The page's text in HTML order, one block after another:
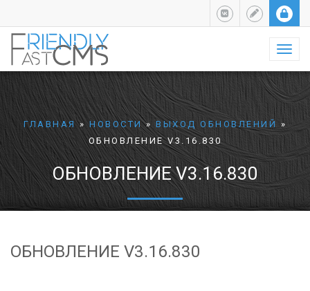
ГЛАВНАЯ » НОВОСТИ » ВЫХОД ОБНОВЛЕНИЙ »
ОБНОВЛЕНИЕ V3.16.830
ОБНОВЛЕНИЕ V3.16.830
ОБНОВЛЕНИЕ V3.16.830